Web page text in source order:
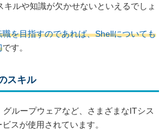
キルや知識が欠かせないといえるでしょ
を目指すのであれば、Shellについても
です。
スキル
ループウェアなど、さまざまなITシス
スが使用されています。